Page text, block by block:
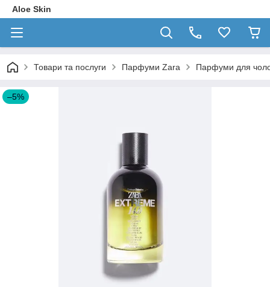
Aloe Skin
Товари та послуги Парфуми Zara Парфуми для
–5%